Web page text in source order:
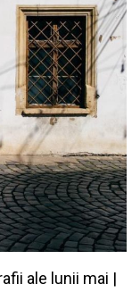
ale lunii mai |